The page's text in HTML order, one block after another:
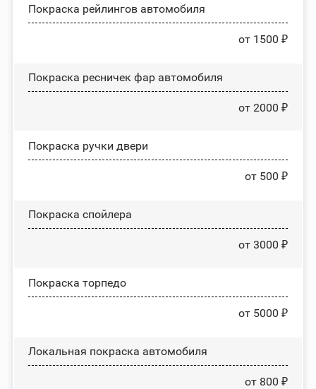
Покраска рейлингов автомобиля
от 1500 ₽
Покраска ресничек фар автомобиля
от 2000 ₽
Покраска ручки двери
от 500 ₽
Покраска спойлера
от 3000 ₽
Покраска торпедо
от 5000 ₽
Локальная покраска автомобиля
от 800 ₽